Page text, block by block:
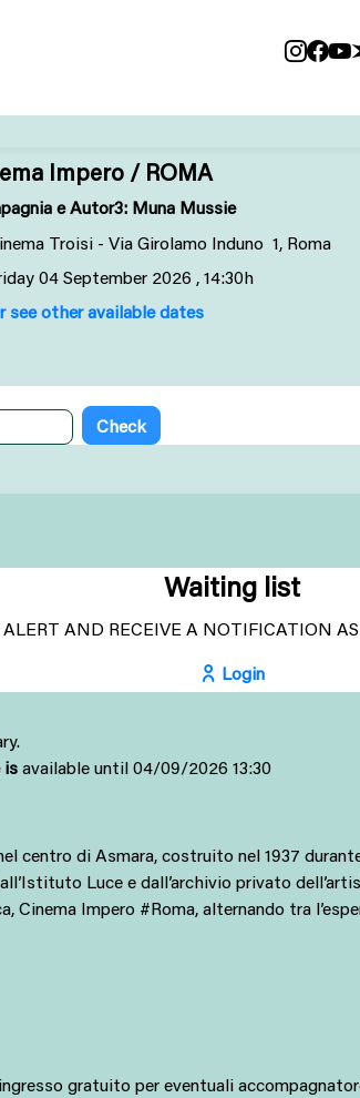
Impero / ROMA
e Autor3: Muna Mussie
Troisi - Via Girolamo Induno 1, Roma
04 September 2026 , 14:30h
see other available dates
Waiting list
AND RECEIVE A NOTIFICATION
Login
isavailable until 04/09/2026 13:30
centro di Asmara, costruito nel 1937
Luce e dall’archivio privato
Impero #Roma, alternando tra
gratuito per eventuali